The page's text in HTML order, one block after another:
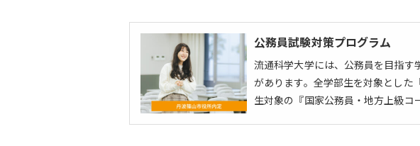
公務員試験対策プログラム
流通科学大学には、公務員を目指す
があります。全学部生を対象とした
生対象の『国家公務員・地方上級コ